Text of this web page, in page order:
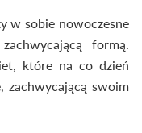
w sobie nowoczesne
formą.
które na co dzień
zachwycającą swoim